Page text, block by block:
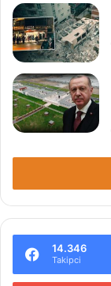
c
a
ğ
ı
z
14.346
Takipci